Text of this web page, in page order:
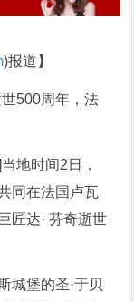
)报道】
500周年，法
地时间2日，
同在法国卢瓦
匠达· 芬奇逝世
堡的圣·于贝